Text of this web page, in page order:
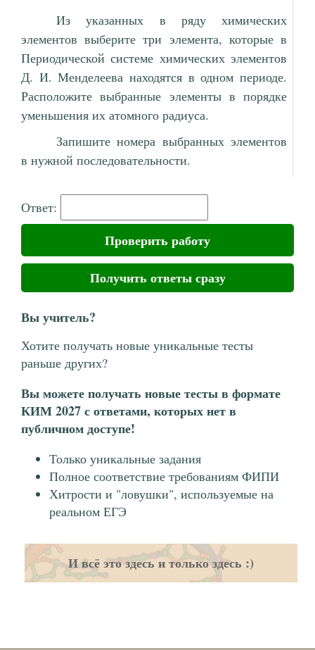
Из указанных в ряду химических
элементов выберите три элемента, которые в
Периодической системе химических элементов
Д. И. Менделеева находятся в одном периоде.
Расположите выбранные элементы в порядке
уменьшения их атомного радиуса.
Запишите номера выбранных элементов
в нужной последовательности.
Ответ:
Проверить работу
Получить ответы сразу
Вы учитель?
Хотите получать новые уникальные тесты
раньше других?
Вы можете получать новые тесты в формате
КИМ 2027 с ответами, которых нет в
публичном доступе!
Только уникальные задания
Полное соответствие требованиям ФИПИ
Хитрости и "ловушки", используемые на
реальном ЕГЭ
И всё это здесь и только здесь :)